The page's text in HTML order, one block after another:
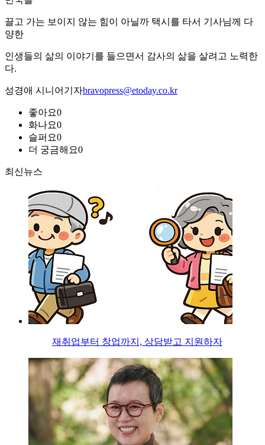
끌고 가는 보이지 않는 힘이 아닐까 택시를 타서 기사님께 다
양한
인생들의 삶의 이야기를 들으면서 감사의 삶을 살려고 노력한
다.
성경애 시니어기자bravopress@etoday.co.kr
좋아요0
화나요0
슬퍼요0
더 궁금해요0
최신뉴스
재취업부터 창업까지, 상담받고 지원하자